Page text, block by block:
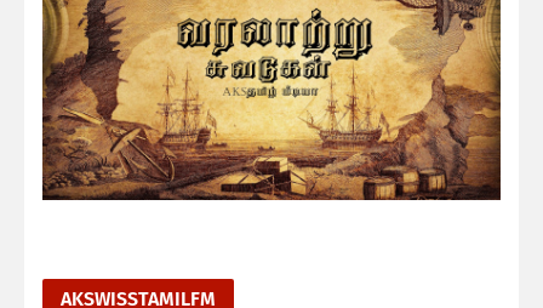
AKSWISSTAMILFM